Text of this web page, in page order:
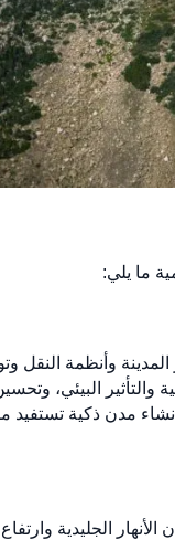
ما يلي:
وأنظمة النقل
والتأثير البيئي،
مدن ذكية تستفيد
الأنهار الجليدية